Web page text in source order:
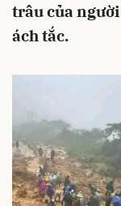
trâu của
ách tắc.